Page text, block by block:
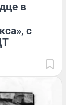
в
с